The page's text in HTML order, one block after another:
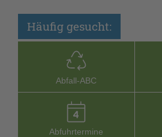
Häufig gesucht:
Abfall-­ABC
Abfuhrtermine